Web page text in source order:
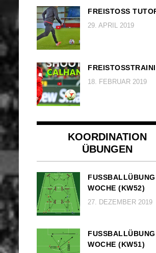
FREISTOSS
29. APRIL 2019
18. FEBRUAR 2019
KOORDINATION
ÜBUNGEN
FUSSBALLÜBUNG
OCHE (KW52)
27. DEZEMBER 2019
FUSSBALLÜBUNG
OCHE (KW51)